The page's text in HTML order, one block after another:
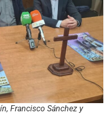
Francisco Sánchez y